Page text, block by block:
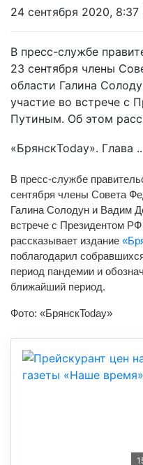
24 сентября 2020, 8:37 |
В пресс-службе
23 сентября члены
области Галина
участие во встрече с
Путиным. Об этом
«БрянскToday». Глава
В пресс-службе
сентября члены Совета
Галина Солодун и Вадим
встрече с Президентом
рассказывает издание
поблагодарил
период пандемии и
ближайший период.
Фото: «БрянскToday»